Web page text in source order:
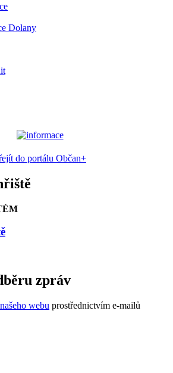
Dolany
do portálu Občan+
zpráv
webu prostřednictvím e-mailů